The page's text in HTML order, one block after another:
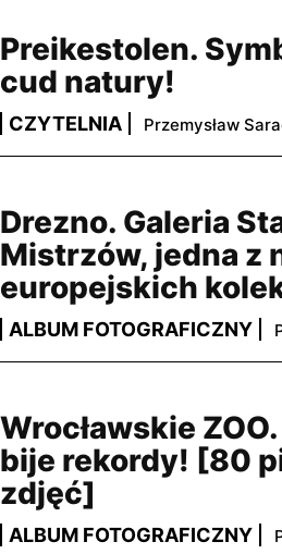
Preikestolen.
cud natury!
CZYTELNIA Przemysław
Drezno. Galeria
Mistrzów, jedna z
europejskich
ALBUM FOTOGRAFICZNY
Wrocławskie
bije rekordy! [80
zdjęć]
ALBUM FOTOGRAFICZNY